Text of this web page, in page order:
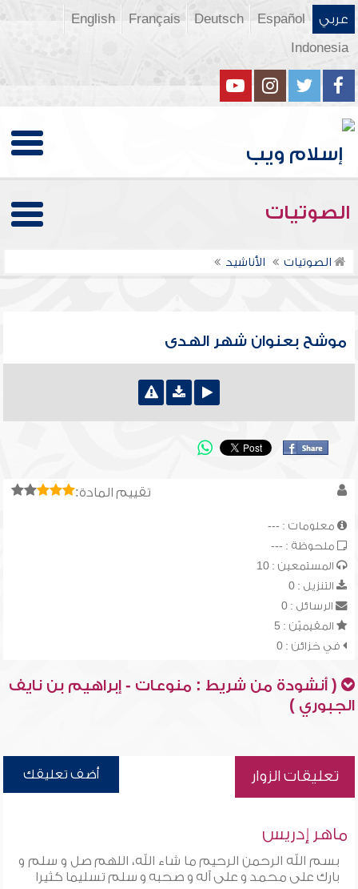
عربي Español
Deutsch
Français
English
Indonesia
الصوتيات
الصوتيات الأناشيد
موشح بعنوان شهر الهدى
تقييم المادة:
معلومات : ---
ملحوظة : ---
المستمعين : 10
التنزيل : 0
الرسائل : 0
المقيميّن : 5
في خزائن : 0
( أنشودة من شريط : منوعات - إبراهيم بن نايف
الجبوري )
تعليقات الزوار أضف تعليقك
ماهر إدريس
بسم الله الرحمن الرحيم ما شاء الله، اللهم صل و سلم و
بارك على محمد و على آله و صحبه و سلم تسليما كثيرا